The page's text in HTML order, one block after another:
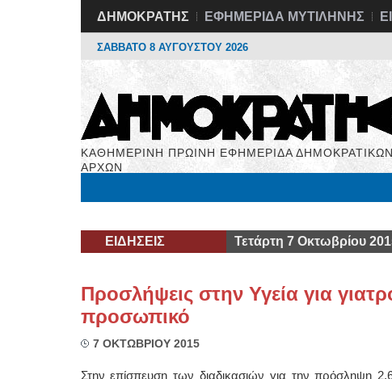
ΔΗΜΟΚΡΑΤΗΣ ΕΦΗΜΕΡΙΔΑ ΜΥΤΙΛΗΝΗΣ
ΣΑΒΒΑΤΟ 8 ΑΥΓΟΥΣΤΟΥ 2026
ΚΑΘΗΜΕΡΙΝΗ ΠΡΩΙΝΗ ΕΦΗΜΕΡΙΔΑ ΔΗΜΟΚΡΑΤΙΚΩΝ
ΑΡΧΩΝ
ΕΙΔΗΣΕΙΣ Τετάρτη 7 Οκτωβρίου
Προσλήψεις στην Υγεία για
προσωπικό
7 ΟΚΤΩΒΡΙΟΥ 2015
Στην επίσπευση των διαδικασιών για την πρόσληψη